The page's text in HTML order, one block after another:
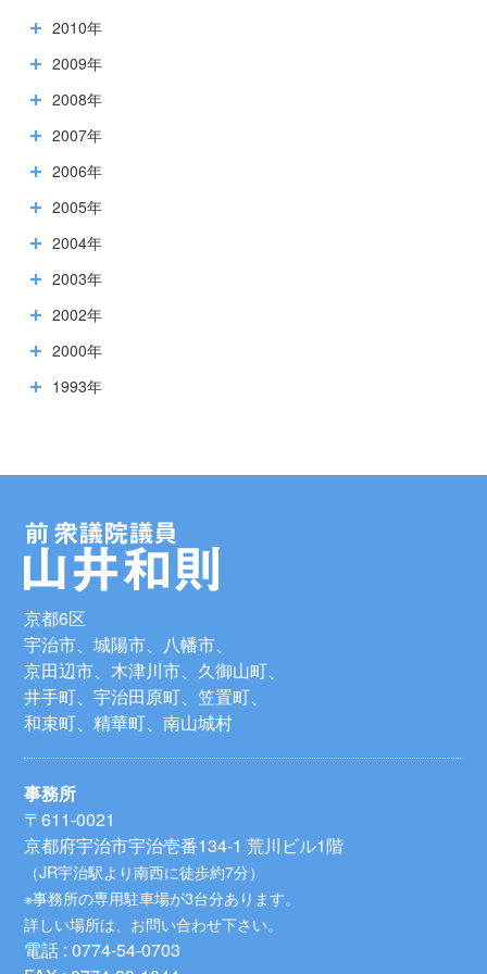
2010年
2009年
2008年
2007年
2006年
2005年
2004年
2003年
2002年
2000年
1993年
京都6区
宇治市、城陽市、八幡市、
京田辺市、木津川市、久御山町、
井手町、宇治田原町、笠置町、
和束町、精華町、南山城村
事務所
〒611-0021
京都府宇治市宇治壱番134-1 荒川ビル1階
（JR宇治駅より南西に徒歩約7分）
※事務所の専用駐車場が3台分あります。
詳しい場所は、お問い合わせ下さい。
電話 : 0774-54-0703